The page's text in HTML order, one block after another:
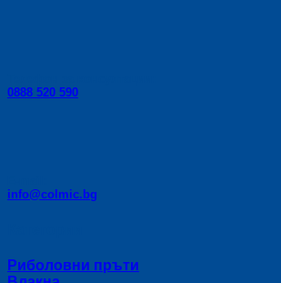
0888 520 590
info@colmic.bg
Риболовни пръти